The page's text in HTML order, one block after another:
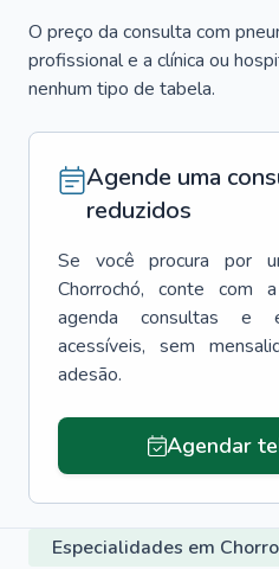
O preço da consulta com
profissional e a clínica ou
nenhum tipo de tabela.
Agende uma
reduzidos
Se você procura por
Chorrochó, conte com a
agenda consultas e
acessíveis, sem
adesão.
Agendar
Especialidades em